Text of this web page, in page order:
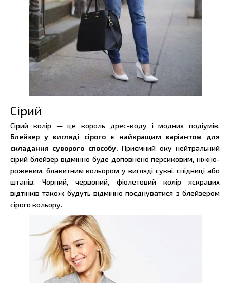
Сірий
Сірий колір — це король дрес-коду і модних подіумів.
Блейзер у вигляді сірого є найкращим варіантом для
складання суворого способу. Приємний оку нейтральний
сірий блейзер відмінно буде доповнено персиковим, ніжно-
рожевим, блакитним кольором у вигляді сукні, спідниці або
штанів. Чорний, червоний, фіолетовий колір яскравих
відтінків також будуть відмінно поєднуватися з блейзером
сірого кольору.